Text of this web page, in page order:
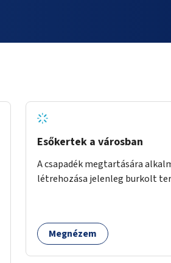
Esőkertek a városban
A csapadék megtartására
létrehozása jelenleg burkolt
Megnézem